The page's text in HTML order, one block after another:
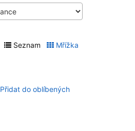
Seznam
Mřížka
Přidat do oblíbených